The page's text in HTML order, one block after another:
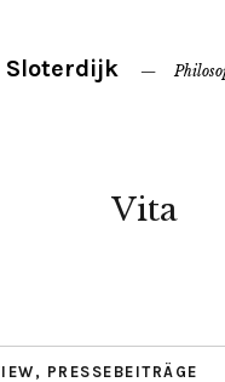
Sloterdijk
Vita
, PRESSEBEITRÄGE